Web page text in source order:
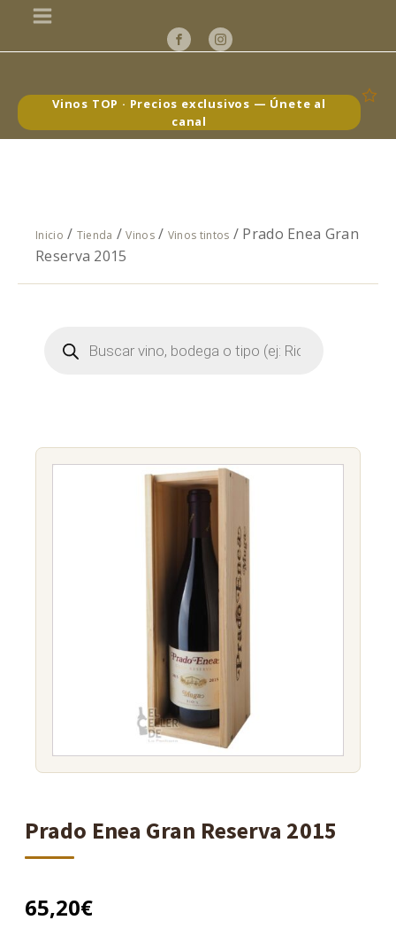
Vinos TOP · Precios exclusivos — Únete al
canal
Inicio / Tienda /Vinos/ Vinos tintos / Prado Enea Gran
Reserva 2015
Búsqueda
Prado Enea Gran Reserva 2015
65,20€